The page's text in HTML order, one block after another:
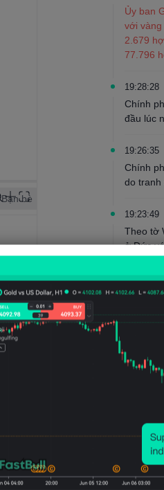
Ủy ban
với
2.679
77.796
19:28:28
Chính
đầu lúc
19:26:35
Chính
do tranh
19:23:49
Theo tờ
ở Đức
Tổng
Cổ
Rare
cuộc
với tư
Tổng
19:19:34
Tổng